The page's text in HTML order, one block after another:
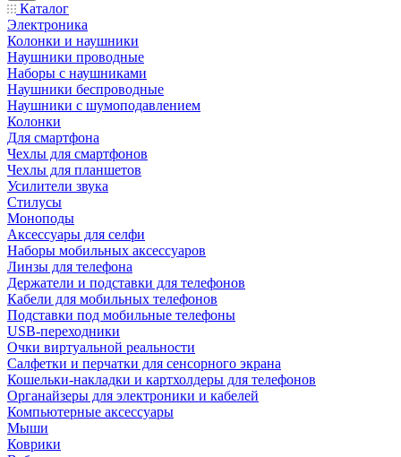
Каталог
Электроника
Колонки и наушники
Наушники проводные
Наборы с наушниками
Наушники беспроводные
Наушники с шумоподавлением
Колонки
Для смартфона
Чехлы для смартфонов
Чехлы для планшетов
Усилители звука
Стилусы
Моноподы
Аксессуары для селфи
Наборы мобильных аксессуаров
Линзы для телефона
Держатели и подставки для телефонов
Кабели для мобильных телефонов
Подставки под мобильные телефоны
USB-переходники
Очки виртуальной реальности
Салфетки и перчатки для сенсорного экрана
Кошельки-накладки и картхолдеры для телефонов
Органайзеры для электроники и кабелей
Компьютерные аксессуары
Мыши
Коврики